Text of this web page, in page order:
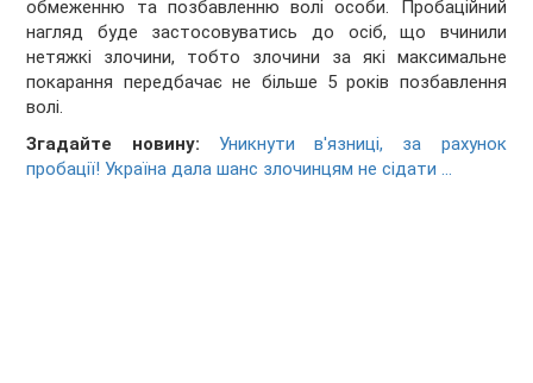
обмеженню та позбавленню волі особи. Пробаційний
нагляд буде застосовуватись до осіб, що вчинили
нетяжкі злочини, тобто злочини за які максимальне
покарання передбачає не більше 5 років позбавлення
волі.
Згадайте новину:
Уникнути в'язниці, за рахунок
пробації! Україна дала шанс злочинцям не сідати ...